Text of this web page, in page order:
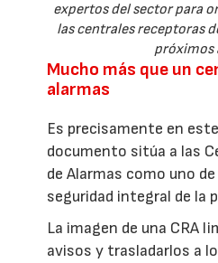
expertos del sector para
las centrales receptoras
próximos
Mucho más que un
alarmas
Es precisamente en
documento sitúa a las
de Alarmas como uno
seguridad integral de la
La imagen de una CRA
avisos y trasladarlos a